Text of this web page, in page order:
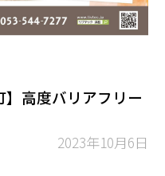
高度バリアフリー
2023年10月6日